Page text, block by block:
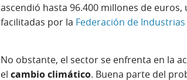
ascendió hasta 96.400 millones de
facilitadas por la Federación de
No obstante, el sector se enfrenta en la
el cambio climático. Buena parte del